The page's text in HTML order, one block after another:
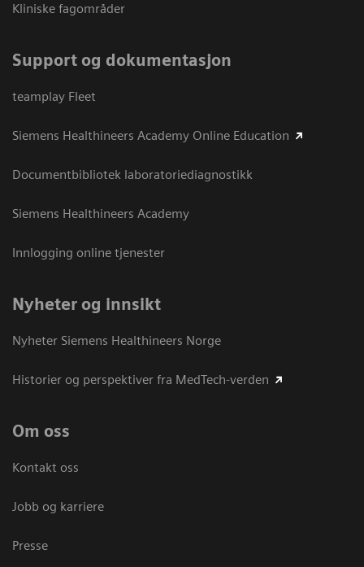
Kliniske fagområder
Support og dokumentasjon
teamplay Fleet
Siemens Healthineers Academy Online Education
Documentbibliotek laboratoriediagnostikk
Siemens Healthineers Academy
Innlogging online tjenester
Nyheter og innsikt
Nyheter Siemens Healthineers Norge
Historier og perspektiver fra MedTech-verden
Om oss
Kontakt oss
Jobb og karriere
Presse